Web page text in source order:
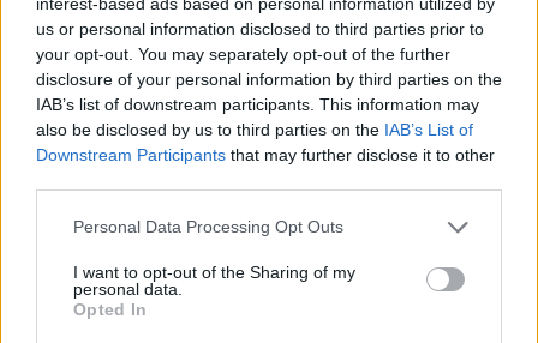
us or personal information disclosed to third parties prior to
your opt-out. You may separately opt-out of the further
disclosure of your personal information by third parties on the
IAB’s list of downstream participants. This information may
also be disclosed by us to third parties on the IAB’s List of
Downstream Participants that may further disclose it to other
Personal Data Processing Opt Outs
I want to opt-out of the Sharing of my
personal data.
Opted In
In evidenza